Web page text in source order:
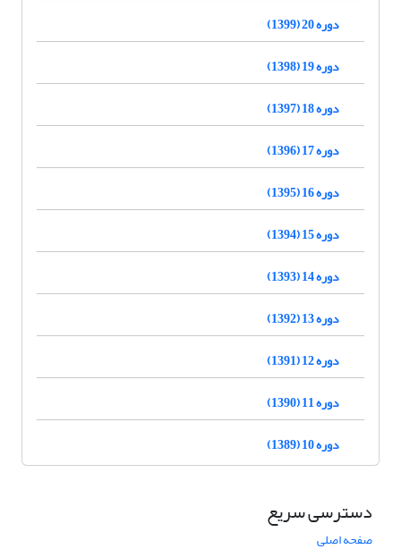
دوره 20 (1399)
دوره 19 (1398)
دوره 18 (1397)
دوره 17 (1396)
دوره 16 (1395)
دوره 15 (1394)
دوره 14 (1393)
دوره 13 (1392)
دوره 12 (1391)
دوره 11 (1390)
دوره 10 (1389)
دسترسی سریع
صفحه اصلی